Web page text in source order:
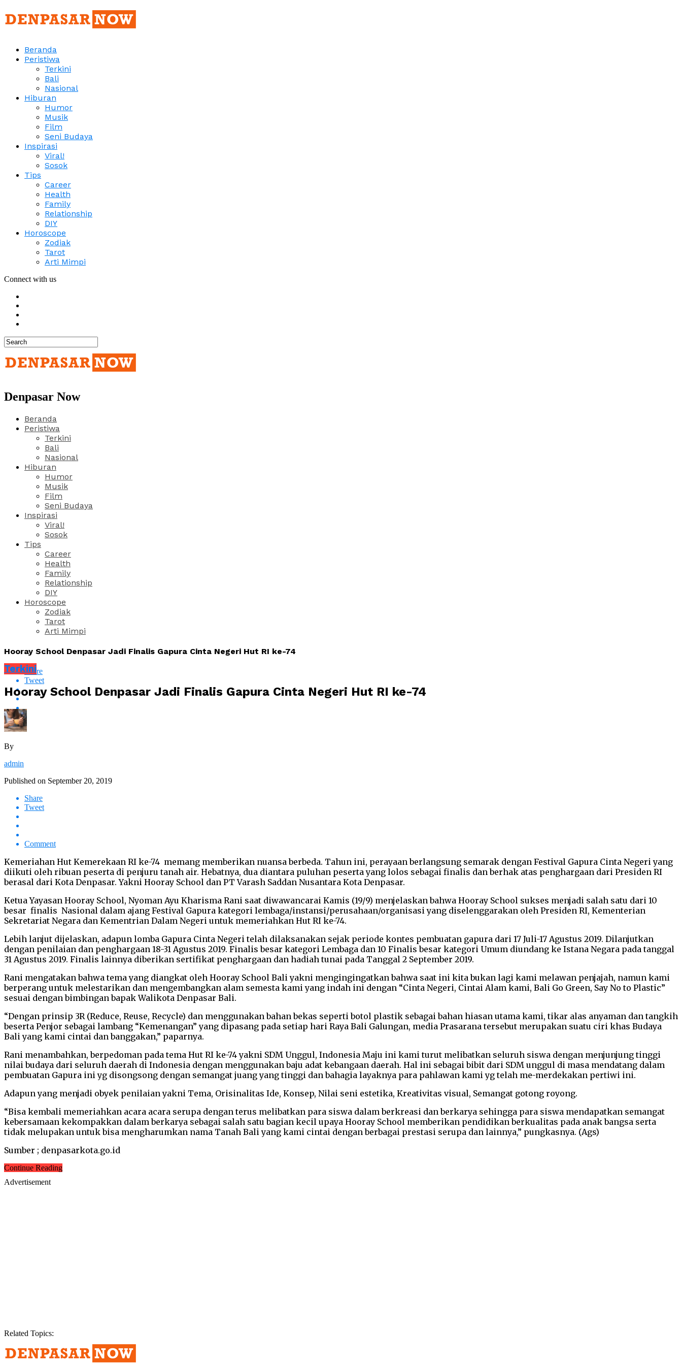
Beranda
Peristiwa
Terkini
Bali
Nasional
Hiburan
Humor
Musik
Film
Seni Budaya
Inspirasi
Viral!
Sosok
Tips
Career
Health
Family
Relationship
DIY
Horoscope
Zodiak
Tarot
Arti Mimpi
Connect with us
Denpasar Now
Beranda
Peristiwa
Terkini
Bali
Nasional
Hiburan
Humor
Musik
Film
Seni Budaya
Inspirasi
Viral!
Sosok
Tips
Career
Health
Family
Relationship
DIY
Horoscope
Zodiak
Tarot
Arti Mimpi
Hooray School Denpasar Jadi Finalis Gapura Cinta Negeri Hut RI ke-74
Share
Tweet
Terkini
Hooray School Denpasar Jadi Finalis Gapura Cinta Negeri Hut RI ke-74
By
admin
Published on September 20, 2019
Share
Tweet
Comment
Kemeriahan Hut Kemerekaan RI ke-74 memang memberikan nuansa berbeda. Tahun ini, perayaan berlangsung semarak dengan Festival Gapura Cinta Negeri yang
diikuti oleh ribuan peserta di penjuru tanah air. Hebatnya, dua diantara puluhan peserta yang lolos sebagai finalis dan berhak atas penghargaan dari Presiden RI
berasal dari Kota Denpasar. Yakni Hooray School dan PT Varash Saddan Nusantara Kota Denpasar.
Ketua Yayasan Hooray School, Nyoman Ayu Kharisma Rani saat diwawancarai Kamis (19/9) menjelaskan bahwa Hooray School sukses menjadi salah satu dari 10
besar finalis Nasional dalam ajang Festival Gapura kategori lembaga/instansi/perusahaan/organisasi yang diselenggarakan oleh Presiden RI, Kementerian
Sekretariat Negara dan Kementrian Dalam Negeri untuk memeriahkan Hut RI ke-74.
Lebih lanjut dijelaskan, adapun lomba Gapura Cinta Negeri telah dilaksanakan sejak periode kontes pembuatan gapura dari 17 Juli-17 Agustus 2019. Dilanjutkan
dengan penilaian dan penghargaan 18-31 Agustus 2019. Finalis besar kategori Lembaga dan 10 Finalis besar kategori Umum diundang ke Istana Negara pada tanggal
31 Agustus 2019. Finalis lainnya diberikan sertifikat penghargaan dan hadiah tunai pada Tanggal 2 September 2019.
Rani mengatakan bahwa tema yang diangkat oleh Hooray School Bali yakni mengingingatkan bahwa saat ini kita bukan lagi kami melawan penjajah, namun kami
berperang untuk melestarikan dan mengembangkan alam semesta kami yang indah ini dengan “Cinta Negeri, Cintai Alam kami, Bali Go Green, Say No to Plastic”
sesuai dengan bimbingan bapak Walikota Denpasar Bali.
“Dengan prinsip 3R (Reduce, Reuse, Recycle) dan menggunakan bahan bekas seperti botol plastik sebagai bahan hiasan utama kami, tikar alas anyaman dan tangkih
beserta Penjor sebagai lambang “Kemenangan” yang dipasang pada setiap hari Raya Bali Galungan, media Prasarana tersebut merupakan suatu ciri khas Budaya
Bali yang kami cintai dan banggakan,” paparnya.
Rani menambahkan, berpedoman pada tema Hut RI ke-74 yakni SDM Unggul, Indonesia Maju ini kami turut melibatkan seluruh siswa dengan menjunjung tinggi
nilai budaya dari seluruh daerah di Indonesia dengan menggunakan baju adat kebangaan daerah. Hal ini sebagai bibit dari SDM unggul di masa mendatang dalam
pembuatan Gapura ini yg disongsong dengan semangat juang yang tinggi dan bahagia layaknya para pahlawan kami yg telah me-merdekakan pertiwi ini.
Adapun yang menjadi obyek penilaian yakni Tema, Orisinalitas Ide, Konsep, Nilai seni estetika, Kreativitas visual, Semangat gotong royong.
“Bisa kembali memeriahkan acara acara serupa dengan terus melibatkan para siswa dalam berkreasi dan berkarya sehingga para siswa mendapatkan semangat
kebersamaan kekompakkan dalam berkarya sebagai salah satu bagian kecil upaya Hooray School memberikan pendidikan berkualitas pada anak bangsa serta
tidak melupakan untuk bisa mengharumkan nama Tanah Bali yang kami cintai dengan berbagai prestasi serupa dan lainnya,” pungkasnya. (Ags)
Sumber ; denpasarkota.go.id
Continue Reading
Advertisement
Related Topics: